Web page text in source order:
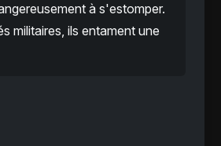
à s'estomper.
militaires, ils entament une